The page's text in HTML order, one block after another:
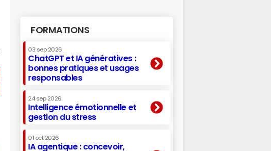
FORMATIONS
03 sep 2026
ChatGPT et IA génératives :
bonnes pratiques et usages
responsables
24 sep 2026
Intelligence émotionnelle et
gestion du stress
01 oct 2026
IA agentique : concevoir,